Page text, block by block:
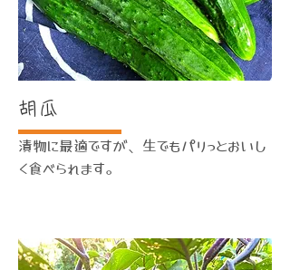
胡瓜
漬物に最適ですが、生でもパリっとおいし
く食べられます。